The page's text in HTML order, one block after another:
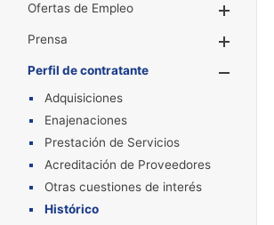
Ofertas de Empleo
Prensa
Perfil de contratante
Adquisiciones
Enajenaciones
Prestación de Servicios
Acreditación de Proveedores
Otras cuestiones de interés
Histórico